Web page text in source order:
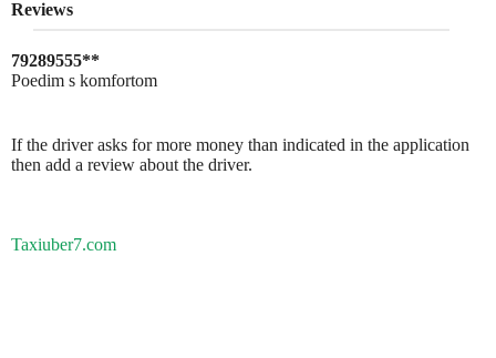
Reviews
79289555**
Poedim s komfortom
If the driver asks for more money than indicated in the application
then add a review about the driver.
Taxiuber7.com